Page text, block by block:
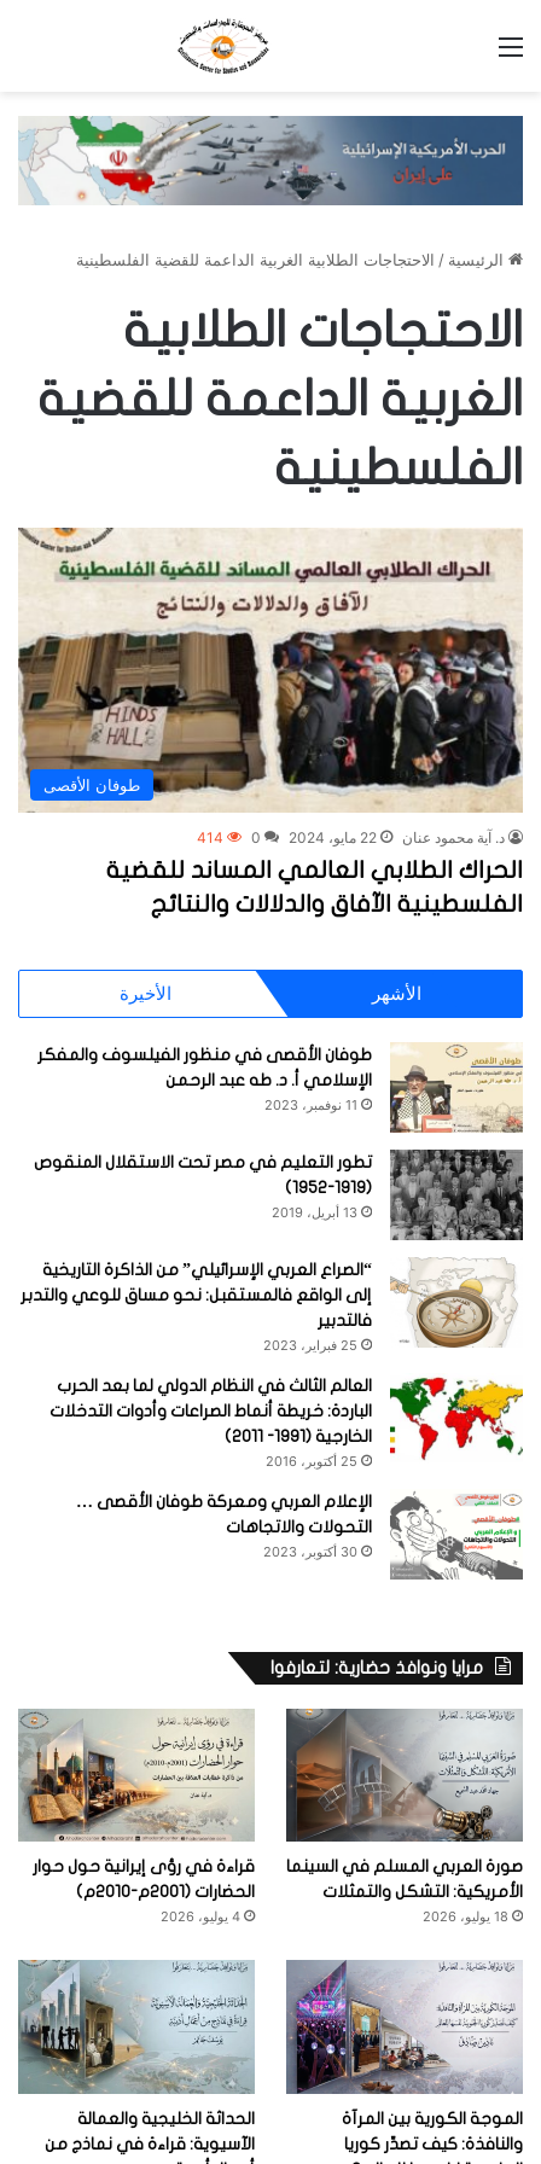
الرئيسية / الاحتجاجات الطلابية الغربية الداعمة للقضية الفلسطينية
الاحتجاجات الطلابية
الغربية الداعمة للقضية
الفلسطينية
طوفان الأقصى
د. آية محمود عنان 22 مايو، 2024 0
414
الحراك الطلابي العالمي المساند للقضية
الفلسطينية الآفاق والدلالات والنتائج
الأشهر الأخيرة
طوفان الأقصى في منظور الفيلسوف والمفكر
الإسلامي أ. د. طه عبد الرحمن
11 نوفمبر، 2023
تطور التعليم في مصر تحت الاستقلال المنقوص
(1919-1952)
13 أبريل، 2019
“الصراع العربي الإسرائيلي” من الذاكرة التاريخية
إلى الواقع فالمستقبل: نحو مساق للوعي والتدبر
فالتدبير
25 فبراير، 2023
العالم الثالث في النظام الدولي لما بعد الحرب
الباردة: خريطة أنماط الصراعات وأدوات التدخلات
الخارجية (1991- 2011)
25 أكتوبر، 2016
الإعلام العربي ومعركة طوفان الأقصى …
التحولات والاتجاهات
30 أكتوبر، 2023
مرايا ونوافذ حضارية: لتعارفوا
صورة العربي المسلم في السينما
الأمريكية: التشكل والتمثلات
18 يوليو، 2026
قراءة في رؤى إيرانية حول حوار
الحضارات (2001م-2010م)
4 يوليو، 2026
الموجة الكورية بين المرآة
والنافذة: كيف تصدِّر كوريا
الحداثة الخليجية والعمالة
الآسيوية: قراءة في نماذج من